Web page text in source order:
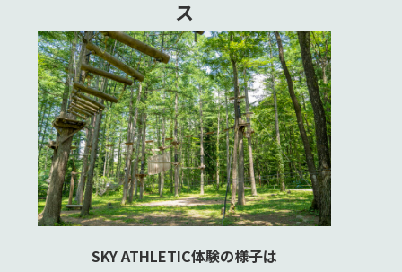
ス
SKY ATHLETIC体験の様子は